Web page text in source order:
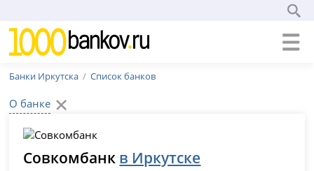
Банки Иркутска Список банков
О банке
Совкомбанк в Иркутске